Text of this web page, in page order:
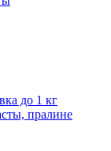
до 1 кг
пралине